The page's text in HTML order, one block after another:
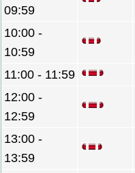
09:59
10:00 -
10:59
11:00 - 11:59
12:00 -
12:59
13:00 -
13:59